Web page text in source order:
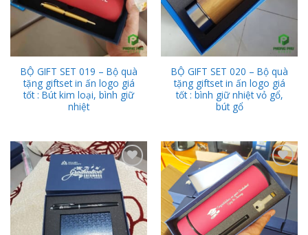
BỘ GIFT SET 019 – Bộ quà
tặng giftset in ấn logo giá
tốt : Bút kim loại, bình giữ
nhiệt
BỘ GIFT SET 020 – Bộ quà
tặng giftset in ấn logo giá
tốt : bình giữ nhiệt vỏ gổ,
bút gổ
Add to
Wishlist
Add to
Wishlist